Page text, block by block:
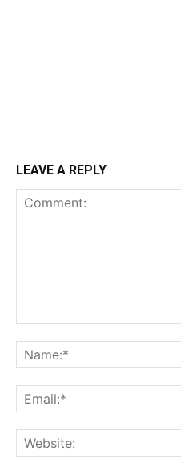
LEAVE A REPLY